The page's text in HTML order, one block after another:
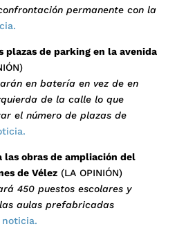
permanente con la
plazas de parking en la avenida
en batería en vez de en
de la calle lo que
el número de plazas de
las obras de ampliación del
de Vélez(LA OPINIÓN)
450 puestos escolares y
aulas prefabricadas